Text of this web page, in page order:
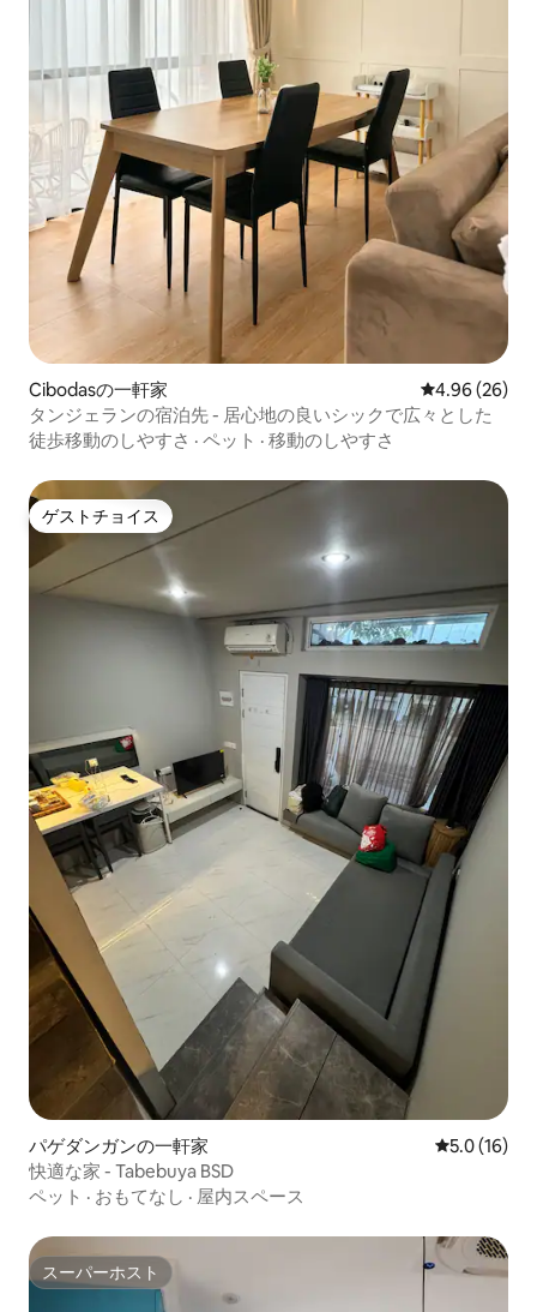
Cibodasの一軒家 レビュー26
4.96 (26)
タンジェランの宿泊先 - 居心地の良いシックで広々とした
徒歩移動のしやすさ · ペット · 移動のしやすさ
ゲストチョイス
ゲストチョイス
パゲダンガンの一軒家 レビュー16
5.0 (16)
快適な家 - Tabebuya BSD
ペット · おもてなし · 屋内スペース
スーパーホスト
スーパーホスト